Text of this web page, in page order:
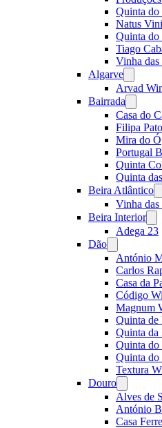
Quinta do
Natus Vini
Quinta
Tiago
Vinha
Algarve
menu
Arvad
Bairrada
menu
Casa do
Filipa
Mira do Ó
Portugal
Quinta
Quinta
Beira Atlântico
Vinha das
Beira Interior
Adega 23
Dão
menu
António
Carlos
Casa da
Código
Magnum
Quinta de
Quinta da
Quinta do
Quinta do
Textura
Douro
menu
Alves de
António
Casa